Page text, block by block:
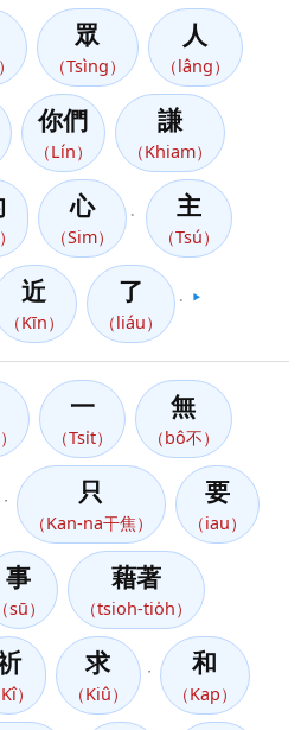
眾
（Tsìng）
人
（lâng）
你們
（Lín）
謙
（Khiam）
心
（Sim）
主
（Tsú）
近
（Kīn）
了
（liáu）
▶️
一
（Tsi̍t）
無
（bô不）
只
（Kan-na干焦）
要
（iau）
事
（sū）
藉著
（tsioh-tio̍h）
Kî）
求
（Kiû）
和
（Kap）